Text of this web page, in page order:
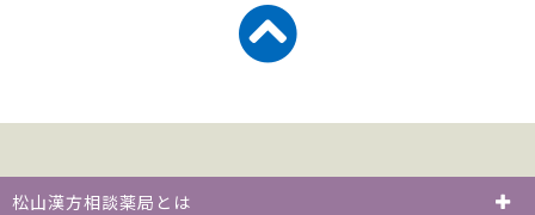
松山漢方相談薬局とは